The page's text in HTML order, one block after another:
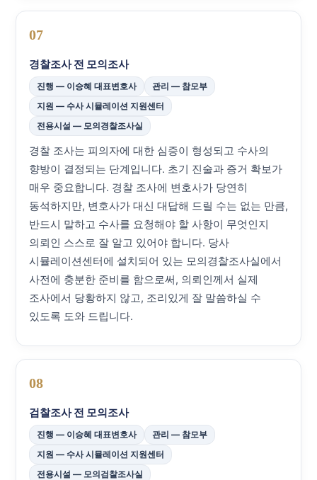
07
경찰조사 전 모의조사
진행 — 이승혜 대표변호사
관리 — 참모부
지원 — 수사 시뮬레이션 지원센터
전용시설 — 모의경찰조사실
경찰 조사는 피의자에 대한 심증이 형성되고 수사의
향방이 결정되는 단계입니다. 초기 진술과 증거 확보가
매우 중요합니다. 경찰 조사에 변호사가 당연히
동석하지만, 변호사가 대신 대답해 드릴 수는 없는 만큼,
반드시 말하고 수사를 요청해야 할 사항이 무엇인지
의뢰인 스스로 잘 알고 있어야 합니다. 당사
시뮬레이션센터에 설치되어 있는 모의경찰조사실에서
사전에 충분한 준비를 함으로써, 의뢰인께서 실제
조사에서 당황하지 않고, 조리있게 잘 말씀하실 수
있도록 도와 드립니다.
08
검찰조사 전 모의조사
진행 — 이승혜 대표변호사
관리 — 참모부
지원 — 수사 시뮬레이션 지원센터
전용시설 — 모의검찰조사실